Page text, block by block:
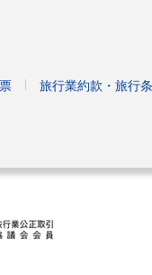
旅行業約款・旅行